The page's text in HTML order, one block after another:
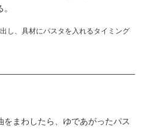
し、具材にパスタを入れるタイミング
をまわしたら、ゆであがったパス